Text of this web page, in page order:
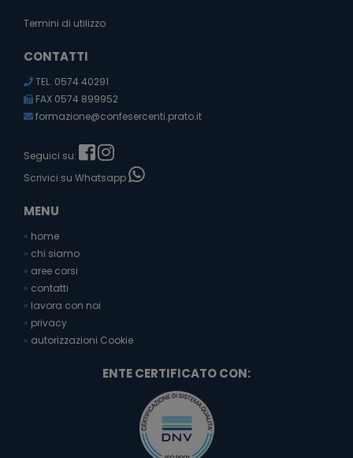
Termini di utilizzo
CONTATTI
TEL. 0574 40291
FAX 0574 899952
formazione@confesercenti.prato.it
Seguici su:
Scrivici su Whatsapp
MENU
» home
» chi siamo
» aree corsi
» contatti
» lavora con noi
» privacy
» autorizzazioni Cookie
ENTE CERTIFICATO CON: